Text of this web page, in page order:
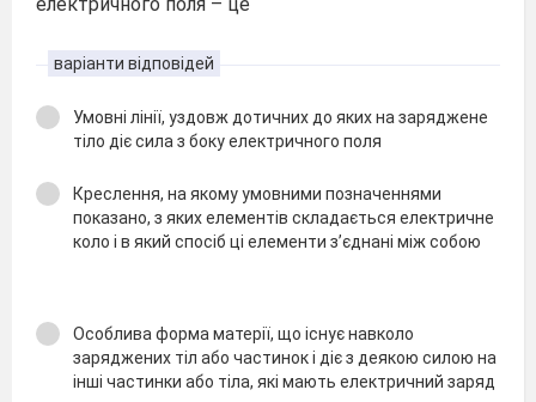
варіанти відповідей
Умовні лінії, уздовж дотичних до яких на заряджене
тіло діє сила з боку електричного поля
Креслення, на якому умовними позначеннями
показано, з яких елементів складається електричне
коло і в який спосіб ці елементи з’єднані між собою
Особлива форма матерії, що існує навколо
заряджених тіл або частинок і діє з деякою силою на
інші частинки або тіла, які мають електричний заряд